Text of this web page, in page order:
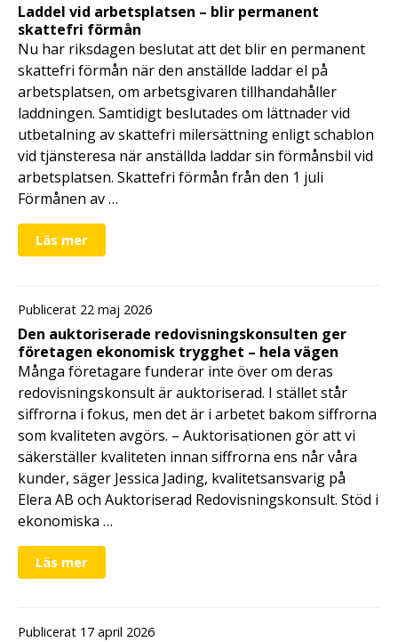
Laddel vid arbetsplatsen – blir permanent
skattefri förmån
Nu har riksdagen beslutat att det blir en permanent
skattefri förmån när den anställde laddar el på
arbetsplatsen, om arbetsgivaren tillhandahåller
laddningen. Samtidigt beslutades om lättnader vid
utbetalning av skattefri milersättning enligt schablon
vid tjänsteresa när anställda laddar sin förmånsbil vid
arbetsplatsen. Skattefri förmån från den 1 juli
Förmånen av …
Läs mer
Publicerat 22 maj 2026
Den auktoriserade redovisningskonsulten ger
företagen ekonomisk trygghet – hela vägen
Många företagare funderar inte över om deras
redovisningskonsult är auktoriserad. I stället står
siffrorna i fokus, men det är i arbetet bakom siffrorna
som kvaliteten avgörs. – Auktorisationen gör att vi
säkerställer kvaliteten innan siffrorna ens når våra
kunder, säger Jessica Jading, kvalitetsansvarig på
Elera AB och Auktoriserad Redovisningskonsult. Stöd i
ekonomiska …
Läs mer
Publicerat 17 april 2026